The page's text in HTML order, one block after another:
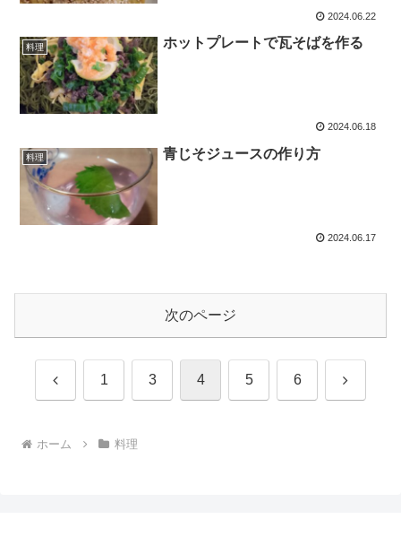
2024.06.22
料理 ホットプレートで瓦そばを作る
2024.06.18
料理 青じそジュースの作り方
2024.06.17
次のページ
前 1 3 4 5 6 次
ホーム 料理